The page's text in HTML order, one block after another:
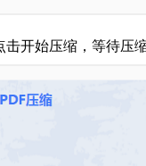
击开始压缩，等待压缩